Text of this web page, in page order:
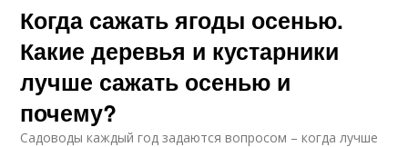
Когда сажать ягоды осенью.
Какие деревья и кустарники
лучше сажать осенью и
почему?
Садоводы каждый год задаются вопросом – когда лучше